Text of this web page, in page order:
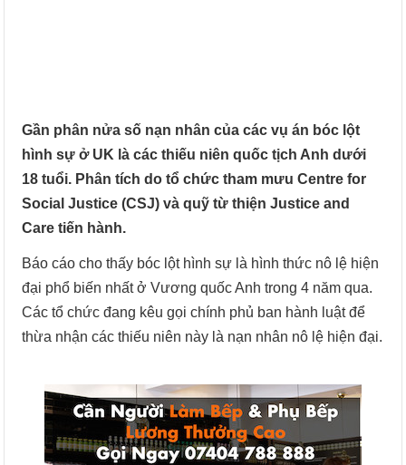
Gần phân nửa số nạn nhân của các vụ án bóc lột
hình sự ở UK là các thiếu niên quốc tịch Anh dưới
18 tuổi. Phân tích do tổ chức tham mưu Centre for
Social Justice (CSJ) và quỹ từ thiện Justice and
Care tiến hành.
Báo cáo cho thấy bóc lột hình sự là hình thức nô lệ hiện
đại phổ biến nhất ở Vương quốc Anh trong 4 năm qua.
Các tổ chức đang kêu gọi chính phủ ban hành luật để
thừa nhận các thiếu niên này là nạn nhân nô lệ hiện đại.